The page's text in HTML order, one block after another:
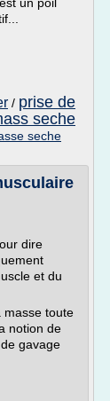
/ prise de
seche
seche
dire
et du
masse toute
notion de
gavage